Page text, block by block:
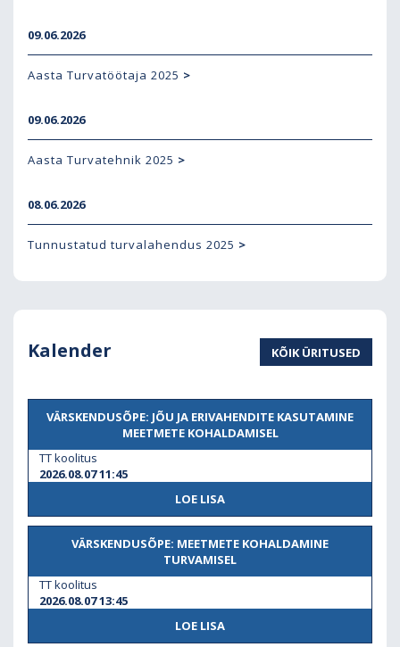
09.06.2026
Aasta Turvatöötaja 2025 >
09.06.2026
Aasta Turvatehnik 2025 >
08.06.2026
Tunnustatud turvalahendus 2025 >
Kalender KÕIK ÜRITUSED
VÄRSKENDUSÕPE: JÕU JA ERIVAHENDITE KASUTAMINE
MEETMETE KOHALDAMISEL
TT koolitus
2026.08.07 11:45
LOE LISA
VÄRSKENDUSÕPE: MEETMETE KOHALDAMINE
TURVAMISEL
TT koolitus
2026.08.07 13:45
LOE LISA